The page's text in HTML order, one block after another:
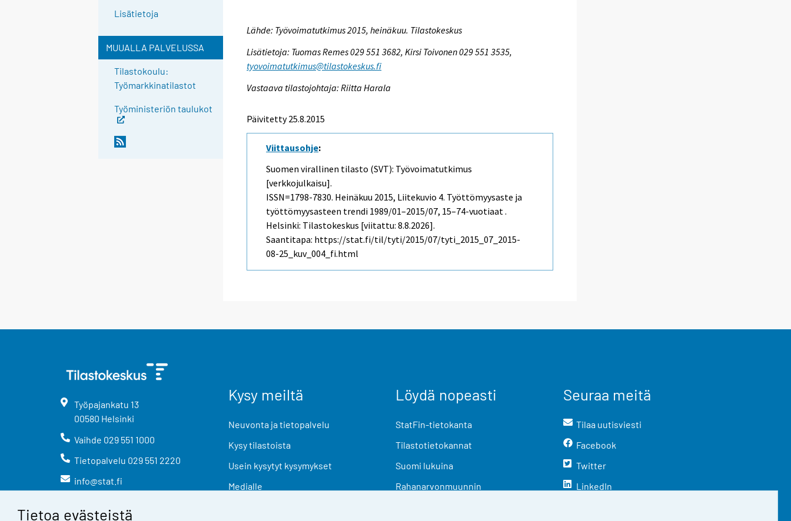
Tietoa evästeistä
Lisätietoja
MUUALLA PALVELUSSA
Tilastokoulu:
Työmarkkinatilastot
Työministeriön taulukot
Lähde: Työvoimatutkimus 2015, heinäkuu. Tilastokeskus
Lisätietoja: Tuomas Remes 029 551 3682, Kirsi Toivonen 029 551 3535,
tyovoimatutkimus@tilastokeskus.fi
Vastaava tilastojohtaja: Riitta Harala
Päivitetty 25.8.2015
Viittausohje:
Suomen virallinen tilasto (SVT): Työvoimatutkimus
[verkkojulkaisu].
ISSN=1798-7830. Heinäkuu 2015, Liitekuvio 4. Työttömyysaste ja
työttömyysasteen trendi 1989/01–2015/07, 15–74-vuotiaat .
Helsinki: Tilastokeskus [viitattu: 8.8.2026].
Saantitapa: https://stat.fi/til/tyti/2015/07/tyti_2015_07_2015-
08-25_kuv_004_fi.html
Työpajankatu 13
00580 Helsinki
Vaihde 029 551 1000
Tietopalvelu 029 551 2220
info@stat.fi
Kysy meiltä
Neuvonta ja tietopalvelu
Kysy tilastoista
Usein kysytyt kysymykset
Medialle
Löydä nopeasti
StatFin-tietokanta
Tilastotietokannat
Suomi lukuina
Rahanarvonmuunnin
Seuraa meitä
Tilaa uutisviesti
Facebook
Twitter
LinkedIn